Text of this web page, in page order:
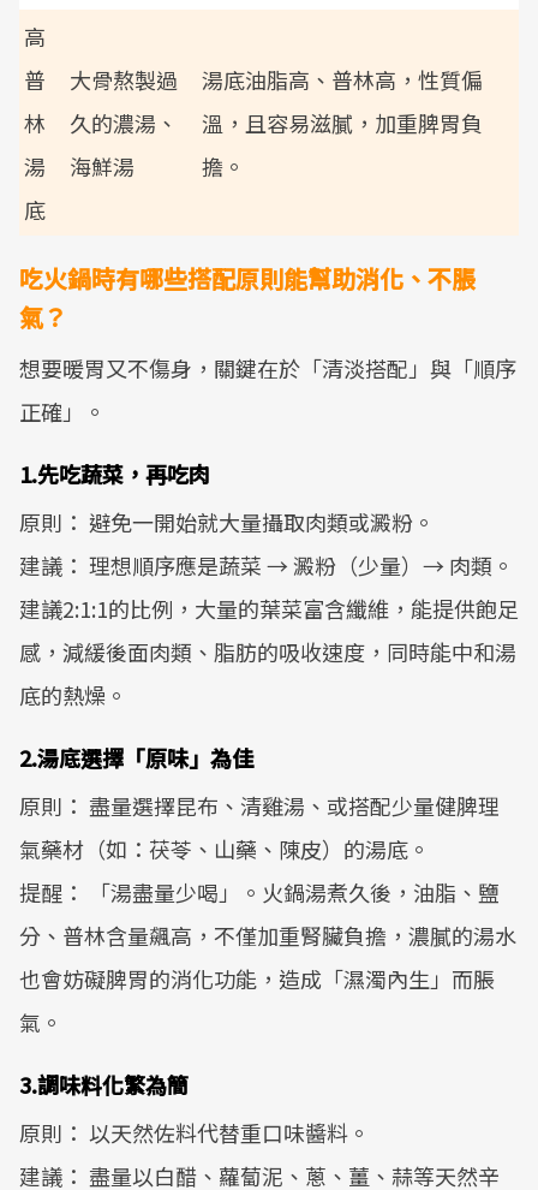
高
普
林
湯
底
大骨熬製過
久的濃湯、
海鮮湯
湯底油脂高、普林高，性質偏
溫，且容易滋膩，加重脾胃負
擔。
吃火鍋時有哪些搭配原則能幫助消化、不脹
氣？
想要暖胃又不傷身，關鍵在於「清淡搭配」與「順序
正確」。
1.先吃蔬菜，再吃肉
原則： 避免一開始就大量攝取肉類或澱粉。
建議： 理想順序應是蔬菜 → 澱粉（少量）→ 肉類。
建議2:1:1的比例，大量的葉菜富含纖維，能提供飽足
感，減緩後面肉類、脂肪的吸收速度，同時能中和湯
底的熱燥。
2.湯底選擇「原味」為佳
原則： 盡量選擇昆布、清雞湯、或搭配少量健脾理
氣藥材（如：茯苓、山藥、陳皮）的湯底。
提醒： 「湯盡量少喝」。火鍋湯煮久後，油脂、鹽
分、普林含量飆高，不僅加重腎臟負擔，濃膩的湯水
也會妨礙脾胃的消化功能，造成「濕濁內生」而脹
氣。
3.調味料化繁為簡
原則： 以天然佐料代替重口味醬料。
建議： 盡量以白醋、蘿蔔泥、蔥、薑、蒜等天然辛